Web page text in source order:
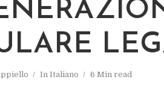
In Italiano 6 Min read